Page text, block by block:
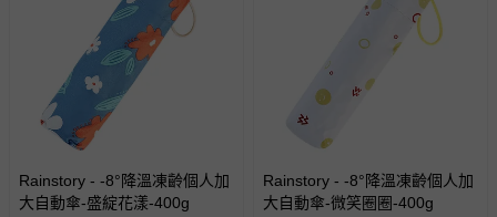
Rainstory - -8°降溫凍齡個人加
大自動傘-盛綻花漾-400g
Rainstory - -8°降溫凍齡個人加
大自動傘-微笑圈圈-400g